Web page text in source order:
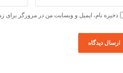
ذخیره نام، ایمیل و وبسایت من در مرورگر برای